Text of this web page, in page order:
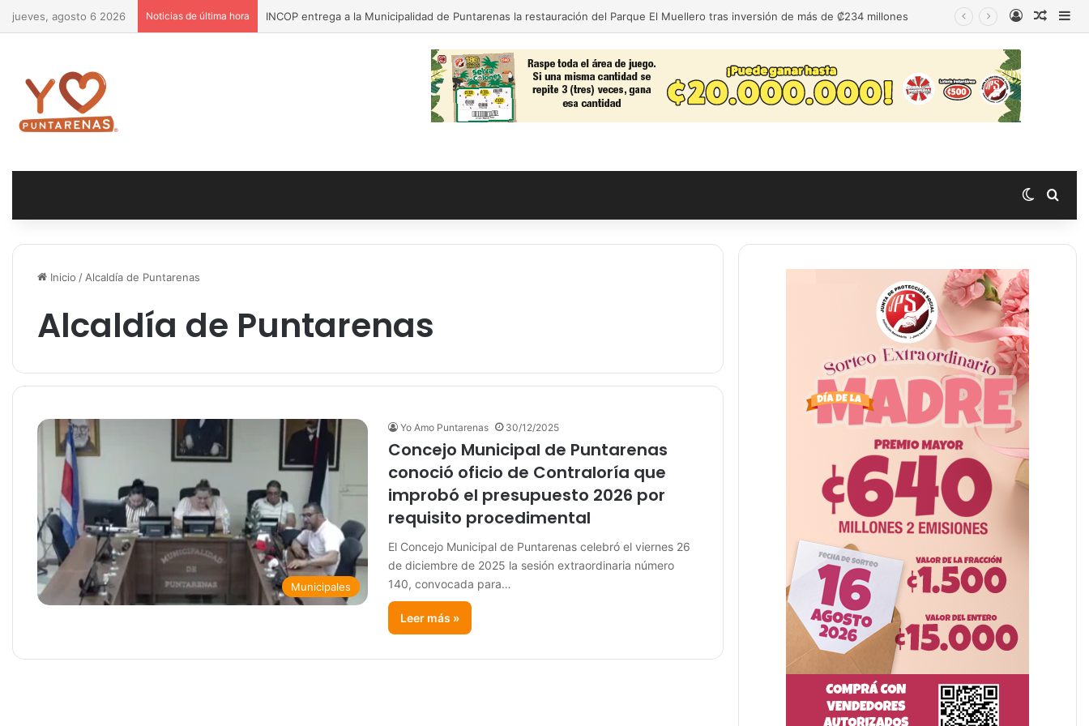
jueves, agosto 6 2026 Noticias de última hora INCOP entrega a la Municipalidad de Puntarenas la restauración del Parque El Muellero tras inversión de más de ₡234 millones Acceso
Switch
Inicio / Alcaldía de Puntarenas
Alcaldía de Puntarenas
Municipales
Yo Amo Puntarenas 30/12/2025
Concejo Municipal de Puntarenas
conoció oficio de Contraloría que
improbó el presupuesto 2026 por
requisito procedimental
El Concejo Municipal de Puntarenas celebró el viernes 26
de diciembre de 2025 la sesión extraordinaria número
140, convocada para…
Leer más »